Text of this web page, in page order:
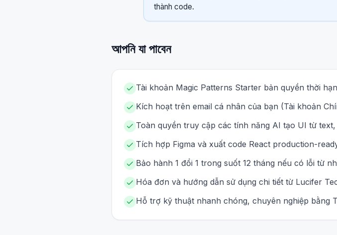
thành code.
আপনি যা পাবেন
Tài khoản Magic Patterns Starter bản quyền thời
Kích hoạt trên email cá nhân của bạn (Tài khoản
Toàn quyền truy cập các tính năng AI tạo UI từ
Tích hợp Figma và xuất code React production-
Bảo hành 1 đổi 1 trong suốt 12 tháng nếu có lỗi từ
Hóa đơn và hướng dẫn sử dụng chi tiết từ Lucifer
Hỗ trợ kỹ thuật nhanh chóng, chuyên nghiệp bằng